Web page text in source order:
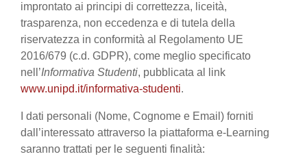
improntato ai principi di correttezza, liceità,
trasparenza, non eccedenza e di tutela della
riservatezza in conformità al Regolamento UE
2016/679 (c.d. GDPR), come meglio specificato
nell’Informativa Studenti, pubblicata al link
www.unipd.it/informativa-studenti.
I dati personali (Nome, Cognome e Email) forniti
dall’interessato attraverso la piattaforma e-Learning
saranno trattati per le seguenti finalità: